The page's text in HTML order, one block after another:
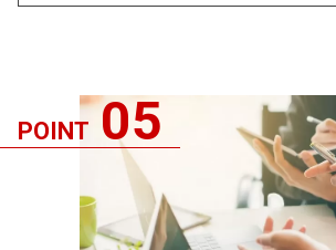
POINT 05